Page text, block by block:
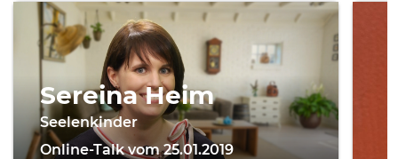
Sereina Heim
Seelenkinder
Online-Talk vom 25.01.2019